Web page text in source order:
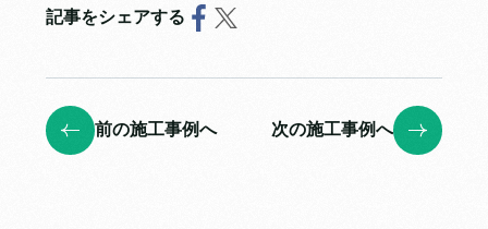
記事をシェアする
前の施工事例へ 次の施工事例へ